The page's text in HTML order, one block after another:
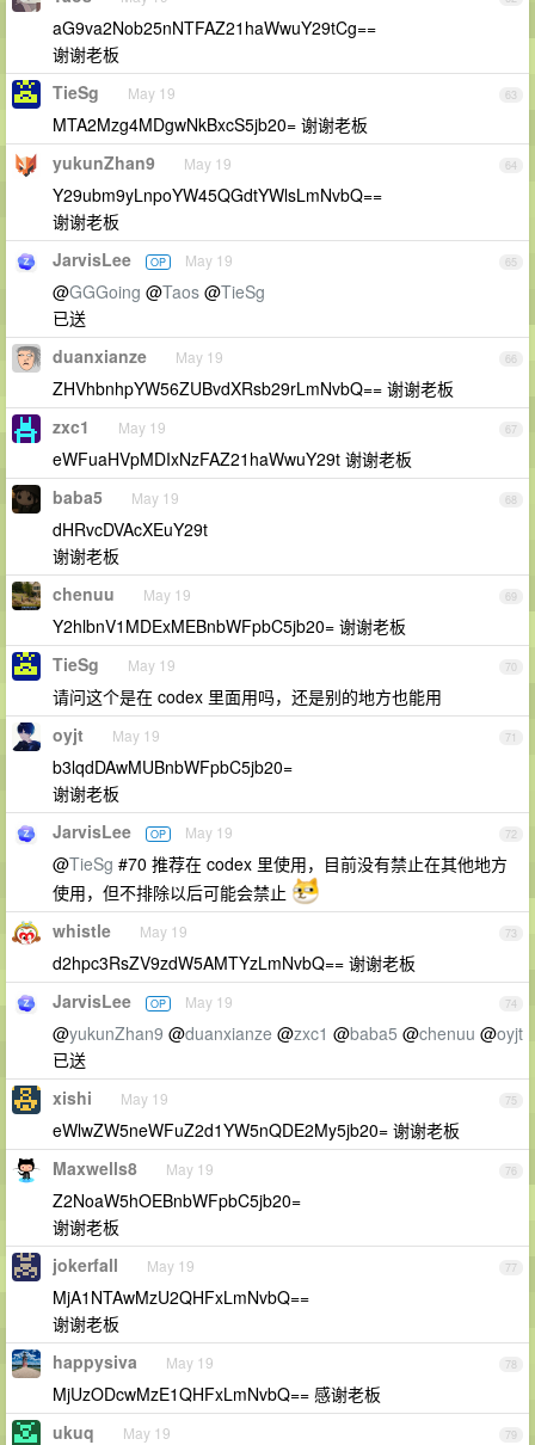
aG9va2Nob25nNTFAZ21haWwuY29tCg==
谢谢老板
63
TieSg May 19
MTA2Mzg4MDgwNkBxcS5jb20= 谢谢老板
64
yukunZhan9 May 19
Y29ubm9yLnpoYW45QGdtYWlsLmNvbQ==
谢谢老板
65
JarvisLee OP May 19
@GGGoing @Taos @TieSg
已送
66
duanxianze May 19
ZHVhbnhpYW56ZUBvdXRsb29rLmNvbQ== 谢谢老板
67
zxc1 May 19
eWFuaHVpMDIxNzFAZ21haWwuY29t 谢谢老板
68
baba5 May 19
dHRvcDVAcXEuY29t
谢谢老板
69
chenuu May 19
Y2hlbnV1MDExMEBnbWFpbC5jb20= 谢谢老板
70
TieSg May 19
请问这个是在 codex 里面用吗，还是别的地方也能用
71
oyjt May 19
b3lqdDAwMUBnbWFpbC5jb20=
谢谢老板
72
JarvisLee OP May 19
@TieSg #70 推荐在 codex 里使用，目前没有禁止在其他地方
使用，但不排除以后可能会禁止
73
whistle May 19
d2hpc3RsZV9zdW5AMTYzLmNvbQ== 谢谢老板
74
JarvisLee OP May 19
@yukunZhan9 @duanxianze @zxc1 @baba5 @chenuu @oyjt
已送
75
xishi May 19
eWlwZW5neWFuZ2d1YW5nQDE2My5jb20= 谢谢老板
76
Maxwells8 May 19
Z2NoaW5hOEBnbWFpbC5jb20=
谢谢老板
77
jokerfall May 19
MjA1NTAwMzU2QHFxLmNvbQ==
谢谢老板
78
happysiva May 19
MjUzODcwMzE1QHFxLmNvbQ== 感谢老板
79
ukuq May 19